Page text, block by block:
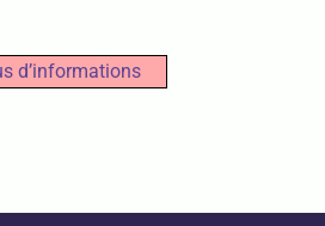
d’informations